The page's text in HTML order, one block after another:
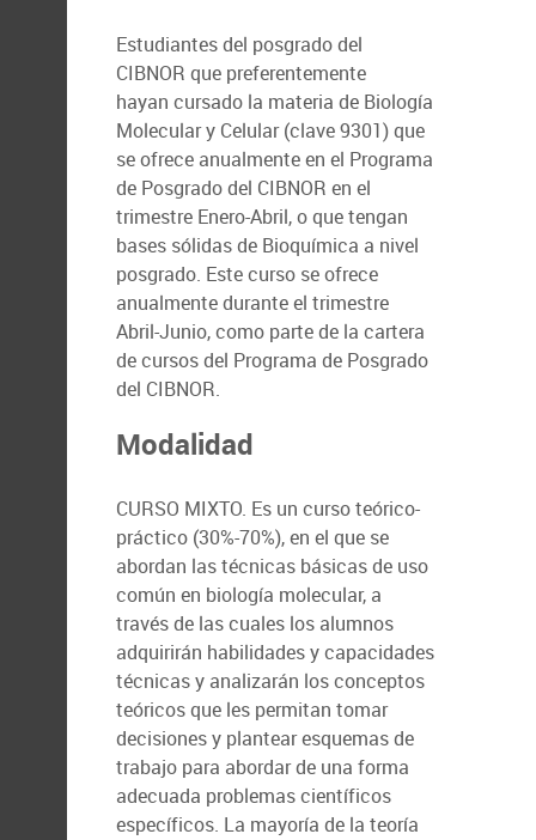
Estudiantes del posgrado del
CIBNOR que preferentemente
hayan cursado la materia de Biología
Molecular y Celular (clave 9301) que
se ofrece anualmente en el Programa
de Posgrado del CIBNOR en el
trimestre Enero-Abril, o que tengan
bases sólidas de Bioquímica a nivel
posgrado. Este curso se ofrece
anualmente durante el trimestre
Abril-Junio, como parte de la cartera
de cursos del Programa de Posgrado
del CIBNOR.
Modalidad
CURSO MIXTO. Es un curso teórico-
práctico (30%-70%), en el que se
abordan las técnicas básicas de uso
común en biología molecular, a
través de las cuales los alumnos
adquirirán habilidades y capacidades
técnicas y analizarán los conceptos
teóricos que les permitan tomar
decisiones y plantear esquemas de
trabajo para abordar de una forma
adecuada problemas científicos
específicos. La mayoría de la teoría